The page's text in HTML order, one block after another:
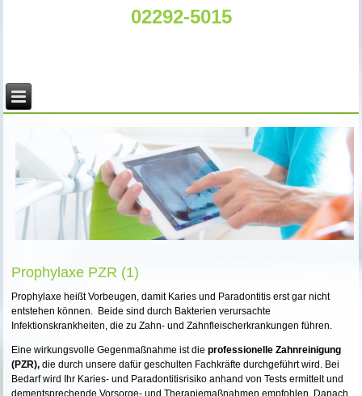
02292-5015
Prophylaxe PZR (1)
Prophylaxe heißt Vorbeugen, damit Karies und Paradontitis erst gar nicht
entstehen können. Beide sind durch Bakterien verursachte
Infektionskrankheiten, die zu Zahn- und Zahnfleischerkrankungen führen.
Eine wirkungsvolle Gegenmaßnahme ist dieprofessionelle Zahnreinigung
(PZR), die durch unsere dafür geschulten Fachkräfte durchgeführt wird. Bei
Bedarf wird Ihr Karies- und Paradontitisrisiko anhand von Tests ermittelt und
dementsprechende Vorsorge- und Therapiemaßnahmen empfohlen. Danach